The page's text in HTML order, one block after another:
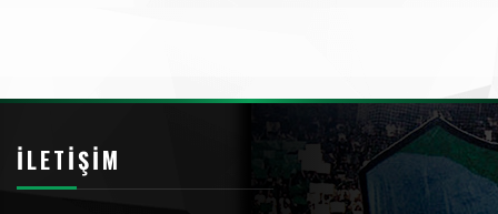
İLETIŞIM